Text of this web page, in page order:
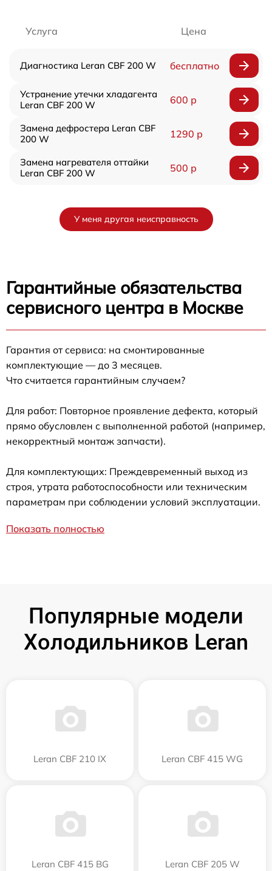
Услуга Цена
Диагностика Leran CBF 200 W бесплатно
Устранение утечки хладагента
Leran CBF 200 W
600 р
Замена дефростера Leran CBF
200 W
1290 р
Замена нагревателя оттайки
Leran CBF 200 W
500 р
У меня другая неисправность
Гарантийные обязательства
сервисного центра в Москве
Гарантия от сервиса: на смонтированные
комплектующие — до 3 месяцев.
Что считается гарантийным случаем?
Для работ: Повторное проявление дефекта, который
прямо обусловлен с выполненной работой (например,
некорректный монтаж запчасти).
Для комплектующих: Преждевременный выход из
строя, утрата работоспособности или техническим
параметрам при соблюдении условий эксплуатации.
Показать полностью
Популярные модели
Холодильников Leran
Leran CBF 210 IX Leran CBF 415 WG
Leran CBF 415 BG Leran CBF 205 W